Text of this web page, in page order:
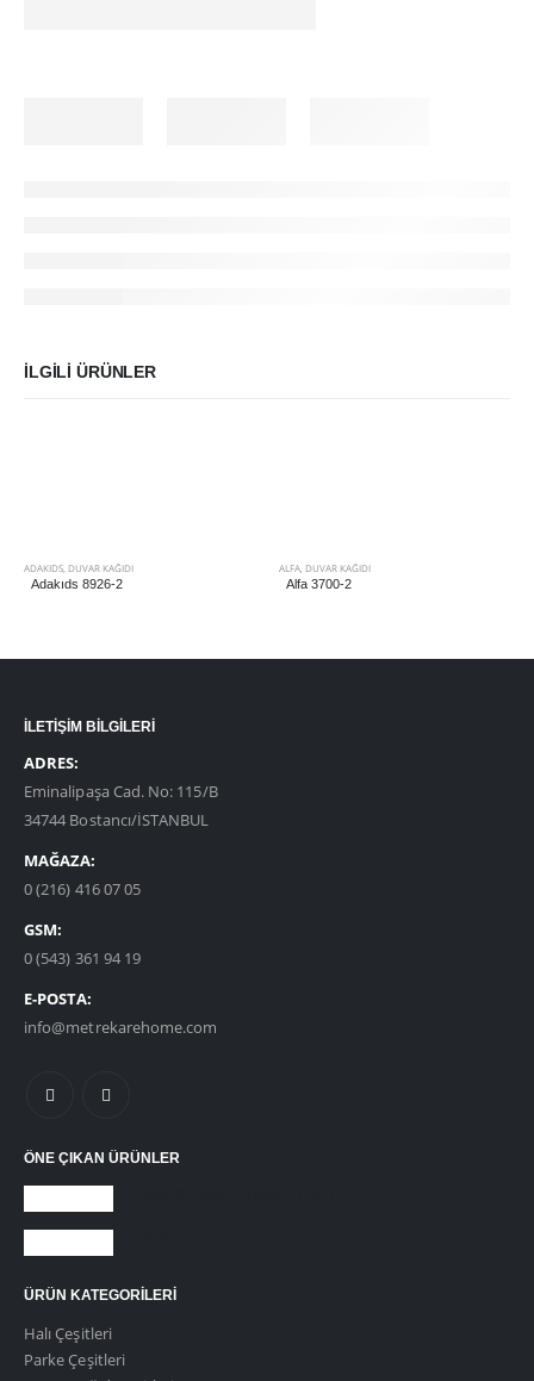
İLGILI ÜRÜNLER
ADAKIDS, DUVAR KAĞIDI
Adakıds 8926-2
ALFA, DUVAR KAĞIDI
Alfa 3700-2
İLETİŞİM BİLGİLERİ
ADRES:
Eminalipaşa Cad. No: 115/B
34744 Bostancı/İSTANBUL
MAĞAZA:
0 (216) 416 07 05
GSM:
0 (543) 361 94 19
E-POSTA:
info@metrekarehome.com
ÖNE ÇIKAN ÜRÜNLER
ÜRÜN KATEGORILERI
Halı Çeşitleri
Parke Çeşitleri